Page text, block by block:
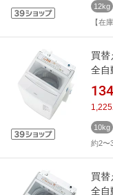
12kg
【在
買替
全自
機
1,225
10kg
約2〜
買替
全自